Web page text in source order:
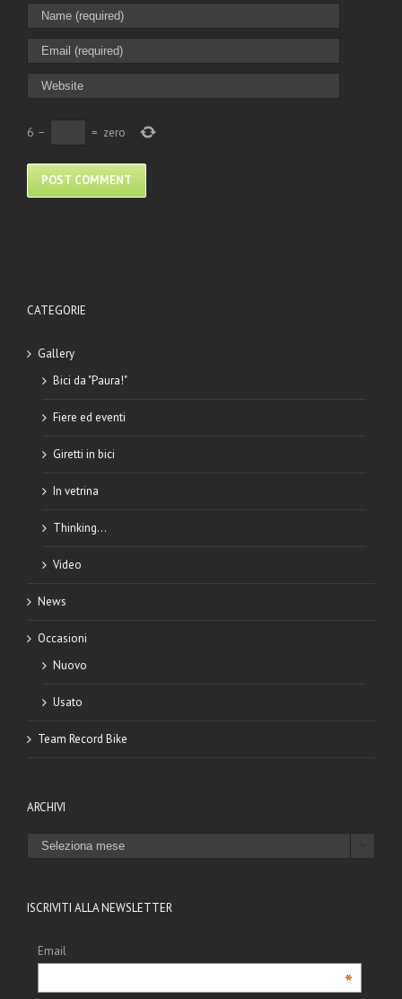
6 − = zero
CATEGORIE
Gallery
Bici da "Paura!"
Fiere ed eventi
Giretti in bici
In vetrina
Thinking…
Video
News
Occasioni
Nuovo
Usato
Team Record Bike
ARCHIVI
ARCHIVI
ISCRIVITI ALLA NEWSLETTER
Email
*